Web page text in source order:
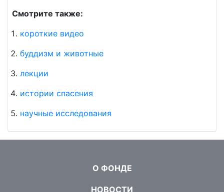
Смотрите также:
короткие видео
буддизм и животные
лекции
истории спасения
научные исследования
О ФОНДЕ
НОВОСТИ